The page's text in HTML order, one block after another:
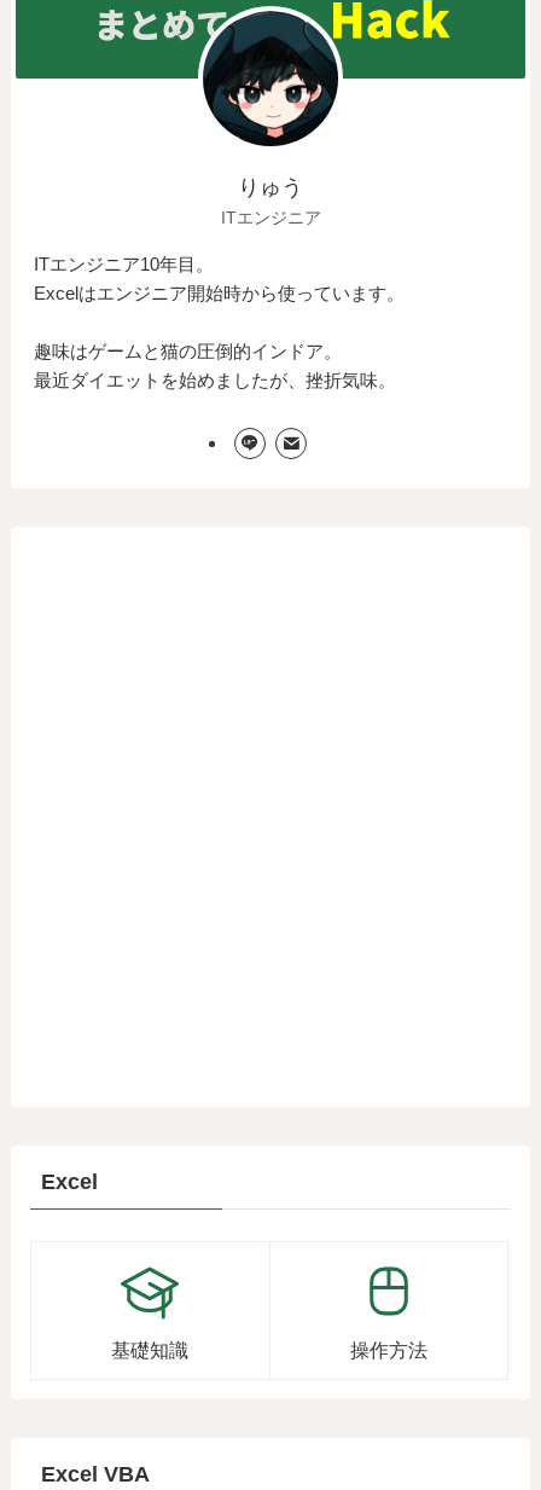
りゅう
ITエンジニア
ITエンジニア10年目。
Excelはエンジニア開始時から使っています。
趣味はゲームと猫の圧倒的インドア。
最近ダイエットを始めましたが、挫折気味。
Excel
基礎知識 操作方法
Excel VBA